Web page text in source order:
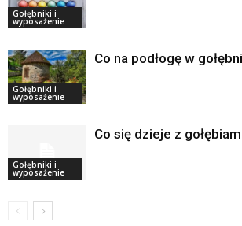
Gołębniki i
wyposażenie
Gołębniki i
wyposażenie
Co na podłogę w
Gołębniki i
wyposażenie
Co się dzieje z